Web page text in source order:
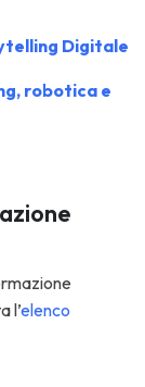
Digitale
robotica e
l’elenco